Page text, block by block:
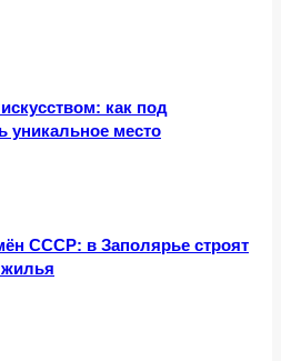
как под
уникальное место
СССР: в Заполярье строят
жилья